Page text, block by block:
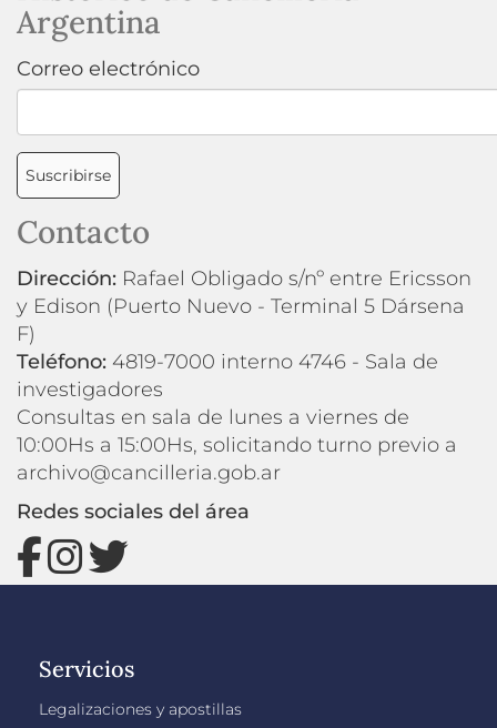
Argentina
Correo electrónico
Suscribirse
Contacto
Dirección: Rafael Obligado s/nº entre Ericsson
y Edison (Puerto Nuevo - Terminal 5 Dársena
F)
Teléfono: 4819-7000 interno 4746 - Sala de
investigadores
Consultas en sala de lunes a viernes de
10:00Hs a 15:00Hs, solicitando turno previo a
archivo@cancilleria.gob.ar
Redes sociales del área
Servicios
Legalizaciones y apostillas